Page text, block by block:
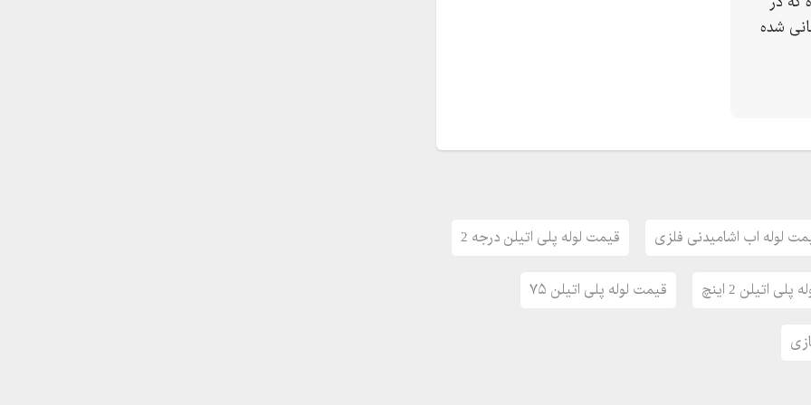
شده
لوله اب اشامیدنی فلزی قیمت لوله پلی اتیلن درجه 2
اتیلن 2 اینچ قیمت لوله پلی اتیلن ۷۵